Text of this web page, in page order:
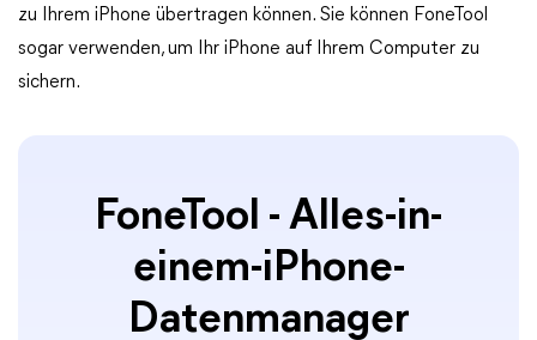
zu Ihrem iPhone übertragen können. Sie können FoneTool
sogar verwenden, um Ihr iPhone auf Ihrem Computer zu
sichern.
FoneTool - Alles-in-
einem-iPhone-
Datenmanager